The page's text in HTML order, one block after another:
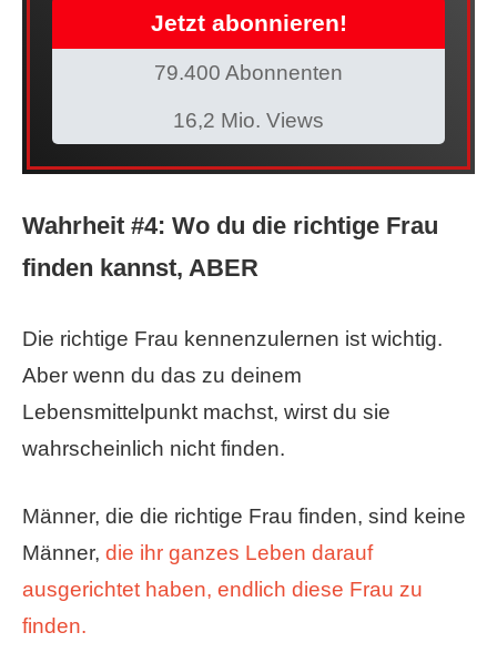
Jetzt abonnieren!
79.400 Abonnenten
16,2 Mio. Views
Wahrheit #4: Wo du die richtige Frau
finden kannst, ABER
Die richtige Frau kennenzulernen ist wichtig.
Aber wenn du das zu deinem
Lebensmittelpunkt machst, wirst du sie
wahrscheinlich nicht finden.
Männer, die die richtige Frau finden, sind keine
Männer, die ihr ganzes Leben darauf
ausgerichtet haben, endlich diese Frau zu
finden.